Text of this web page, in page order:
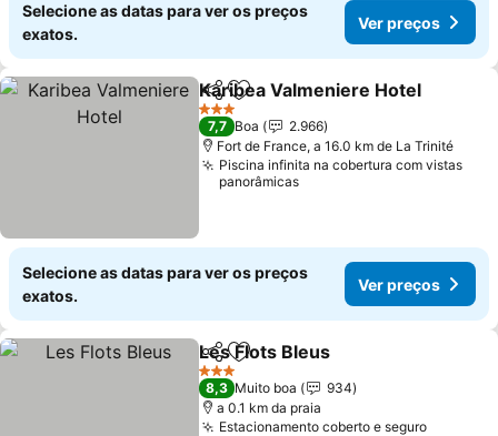
Selecione as datas para ver os preços
exatos.
Ver preços
PartilharAdicionar aos favoritos
Karibea Valmeniere Hotel
3 Estrelas
7,7 Boa
2.966
Fort de France, a 16.0 km de La Trinité
Piscina infinita na cobertura com vistas
panorâmicas
Selecione as datas para ver os preços
exatos.
Ver preços
PartilharAdicionar aos favoritos
Les Flots Bleus
3 Estrelas
8,3 Muito boa
934
a 0.1 km da praia
Estacionamento coberto e seguro